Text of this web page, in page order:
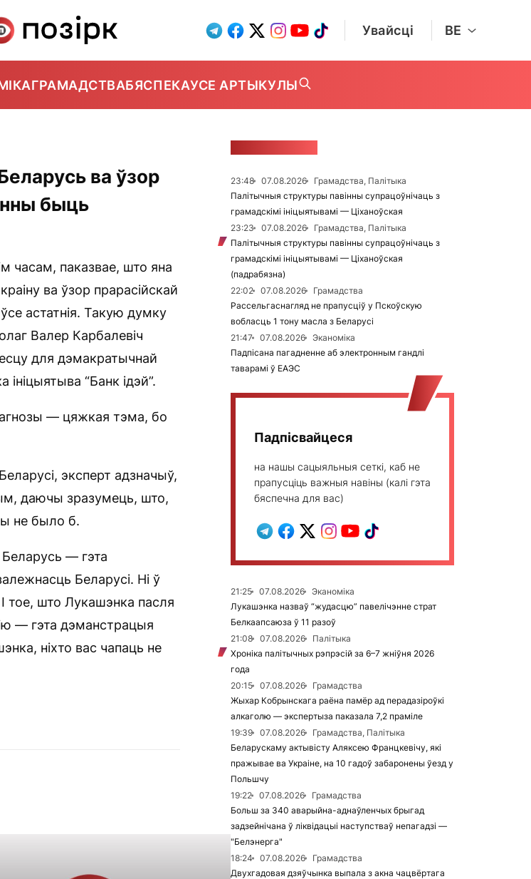
Увайсці BE
ГРАМАДСТВАБЯСПЕКАУСЕ АРТЫКУЛЫ
ва ўзор
быць
часам, паказвае, што яна
ва ўзор прарасійскай
астатнія. Такую думку
Валер Карбалевіч
для дэмакратычнай
“Банк ідэй”.
— цяжкая тэма, бо
эксперт адзначыў,
даючы зразумець, што,
не было б.
— гэта
Беларусі. Ні ў
тое, што Лукашэнка пасля
— гэта дэманстрацыя
ніхто вас чапаць не
23:48 07.08.2026
Грамадства, Палітыка
Палітычныя структуры павінны супрацоўнічаць з
грамадскімі ініцыятывамі — Ціханоўская
23:23
07.08.2026
Грамадства, Палітыка
Палітычныя структуры павінны супрацоўнічаць з
грамадскімі ініцыятывамі — Ціханоўская
(падрабязна)
22:02
07.08.2026
Грамадства
Рассельгаснагляд не прапусціў у Пскоўскую
вобласць 1 тону масла з Беларусі
21:47
07.08.2026
Эканоміка
Падпісана пагадненне аб электронным гандлі
таварамі ў ЕАЭС
Падпісвайцеся
на нашы сацыяльныя сеткі, каб не
прапусціць важныя навіны (калі гэта
бяспечна для вас)
21:25 07.08.2026
Эканоміка
Лукашэнка назваў “жудасцю” павелічэнне страт
Белкаапсаюза ў 11 разоў
21:08
07.08.2026
Палітыка
Хроніка палітычных рэпрэсій за 6–7 жніўня 2026
года
20:15
07.08.2026
Грамадства
Жыхар Кобрынскага раёна памёр ад перадазіроўкі
алкаголю — экспертыза паказала 7,2 праміле
19:39
07.08.2026
Грамадства, Палітыка
Беларускаму актывісту Аляксею Францкевічу, які
пражывае ва Украіне, на 10 гадоў забаронены ўезд у
Польшчу
19:22
07.08.2026
Грамадства
Больш за 340 аварыйна-аднаўленчых брыгад
задзейнічана ў ліквідацыі наступстваў непагадзі —
"Белэнерга"
18:24
07.08.2026
Грамадства
Двухгадовая дзяўчынка выпала з акна чацвёртага